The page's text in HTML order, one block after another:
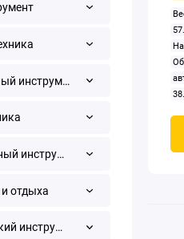
Измерительный инструмент
Автомобильный инструмент
отдыха
Сантехнический инструмент